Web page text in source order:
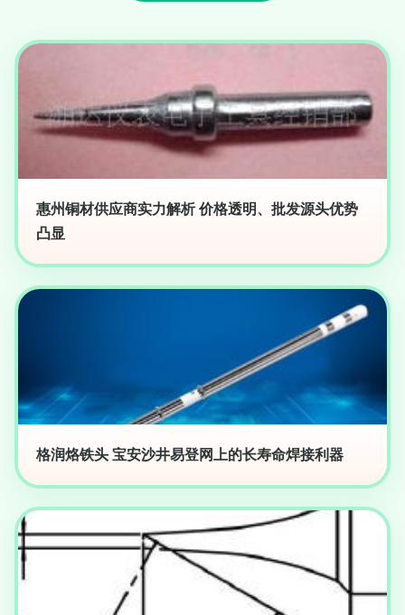
惠州铜材供应商实力解析 价格透明、批发源头优势
凸显
格润烙铁头 宝安沙井易登网上的长寿命焊接利器